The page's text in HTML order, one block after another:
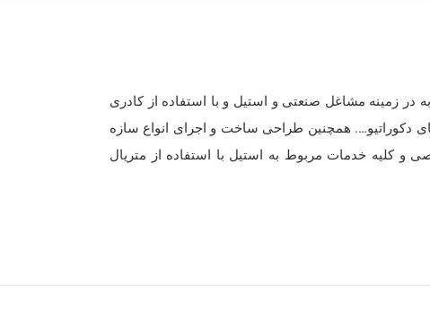
زمینه مشاغل صنعتی و استیل و با استفاده از کادری
دکوراتیو…. همچنین طراحی ساخت و اجرای انواع سازه
و کلیه خدمات مربوط به استیل با استفاده از متریال